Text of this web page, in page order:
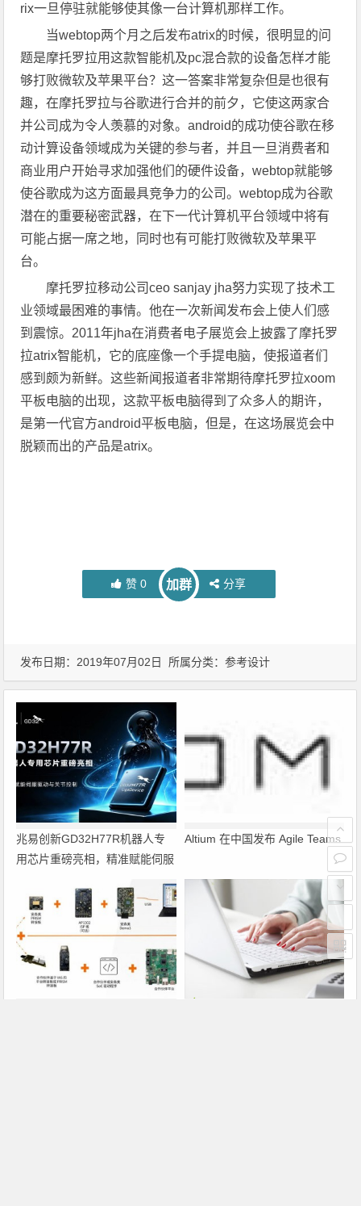
rix一旦停驻就能够使其像一台计算机那样工作。
当webtop两个月之后发布atrix的时候，很明显的问
题是摩托罗拉用这款智能机及pc混合款的设备怎样才能
够打败微软及苹果平台？这一答案非常复杂但是也很有
趣，在摩托罗拉与谷歌进行合并的前夕，它使这两家合
并公司成为令人羡慕的对象。android的成功使谷歌在移
动计算设备领域成为关键的参与者，并且一旦消费者和
商业用户开始寻求加强他们的硬件设备，webtop就能够
使谷歌成为这方面最具竞争力的公司。webtop成为谷歌
潜在的重要秘密武器，在下一代计算机平台领域中将有
可能占据一席之地，同时也有可能打败微软及苹果平
台。
摩托罗拉移动公司ceo sanjay jha努力实现了技术工
业领域最困难的事情。他在一次新闻发布会上使人们感
到震惊。2011年jha在消费者电子展览会上披露了摩托罗
拉atrix智能机，它的底座像一个手提电脑，使报道者们
感到颇为新鲜。这些新闻报道者非常期待摩托罗拉xoom
平板电脑的出现，这款平板电脑得到了众多人的期许，
是第一代官方android平板电脑，但是，在这场展览会中
脱颖而出的产品是atrix。
赞 0 加群 分享
发布日期：2019年07月02日 所属分类：参考设计
兆易创新GD32H77R机器人专
用芯片重磅亮相，精准赋能伺服
Altium 在中国发布 Agile Teams